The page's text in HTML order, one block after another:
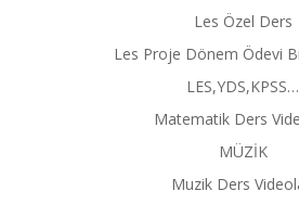
Les Özel Ders
Les Proje Dönem Ödevi
LES,YDS,KPSS…
Matematik Ders
MÜZİK
Muzik Ders